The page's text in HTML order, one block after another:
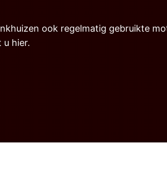
ook regelmatig gebruikte
u hier.